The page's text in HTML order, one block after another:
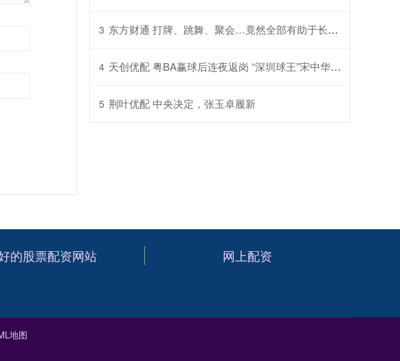
3 东方财通 打牌、跳舞、聚会…竟然全部有助于长寿？
4 天创优配 粤BA赢球后连夜返岗 “深圳球王”宋中华的另一个“主场”
5 荆叶优配 中央决定，张玉卓履新
的股票配资网站 网上配资
地图